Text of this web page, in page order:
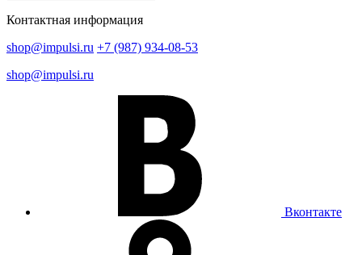
Контактная информация
shop@impulsi.ru +7 (987) 934-08-53
shop@impulsi.ru
Вконтакте